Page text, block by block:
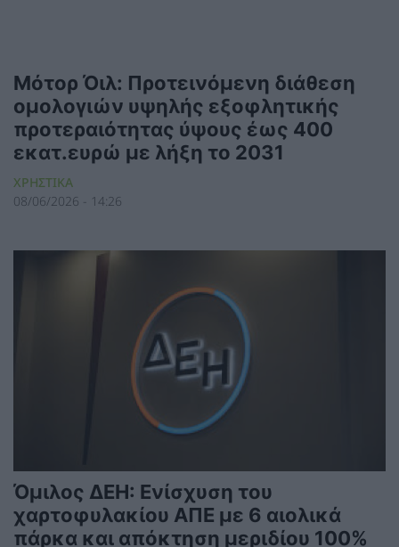
Μότορ Όιλ: Προτεινόμενη διάθεση
ομολογιών υψηλής εξοφλητικής
προτεραιότητας ύψους έως 400
εκατ.ευρώ με λήξη το 2031
ΧΡΗΣΤΙΚΑ
08/06/2026 - 14:26
Όμιλος ΔΕΗ: Ενίσχυση του
χαρτοφυλακίου ΑΠΕ με 6 αιολικά
πάρκα και απόκτηση μεριδίου 100%